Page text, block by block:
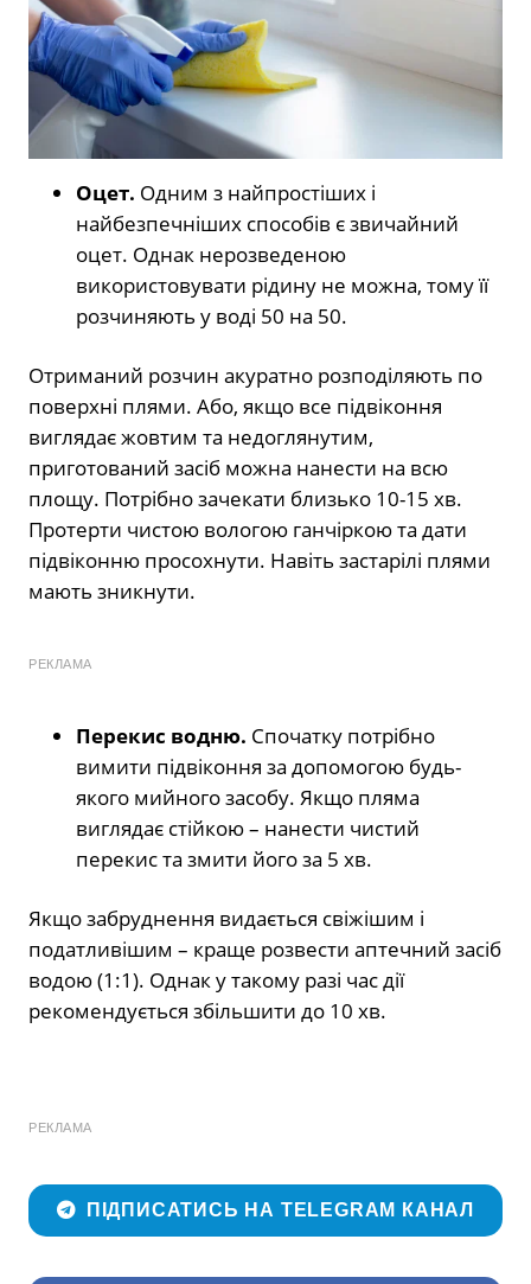
Оцет. Одним з найпростіших і
найбезпечніших способів є звичайний
оцет. Однак нерозведеною
використовувати рідину не можна, тому її
розчиняють у воді 50 на 50.
Отриманий розчин акуратно розподіляють по
поверхні плями. Або, якщо все підвіконня
виглядає жовтим та недоглянутим,
приготований засіб можна нанести на всю
площу. Потрібно зачекати близько 10-15 хв.
Протерти чистою вологою ганчіркою та дати
підвіконню просохнути. Навіть застарілі плями
мають зникнути.
РЕКЛАМА
Перекис водню. Спочатку потрібно
вимити підвіконня за допомогою будь-
якого мийного засобу. Якщо пляма
виглядає стійкою – нанести чистий
перекис та змити його за 5 хв.
Якщо забруднення видається свіжішим і
податливішим – краще розвести аптечний засіб
водою (1:1). Однак у такому разі час дії
рекомендується збільшити до 10 хв.
РЕКЛАМА
ПІДПИСАТИСЬ НА TELEGRAM КАНАЛ